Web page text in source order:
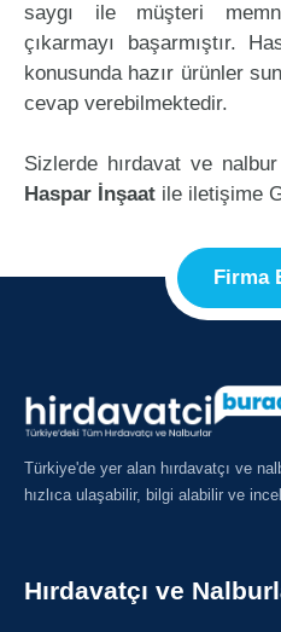
saygı ile müşteri
çıkarmayı başarmıştır.
konusunda hazır ürünler
cevap verebilmektedir.
Sizlerde hırdavat ve
Haspar İnşaat ile iletişime
Firma
Türkiye'de yer alan hırdavatçı ve
hızlıca ulaşabilir, bilgi alabilir ve
Hırdavatçı ve